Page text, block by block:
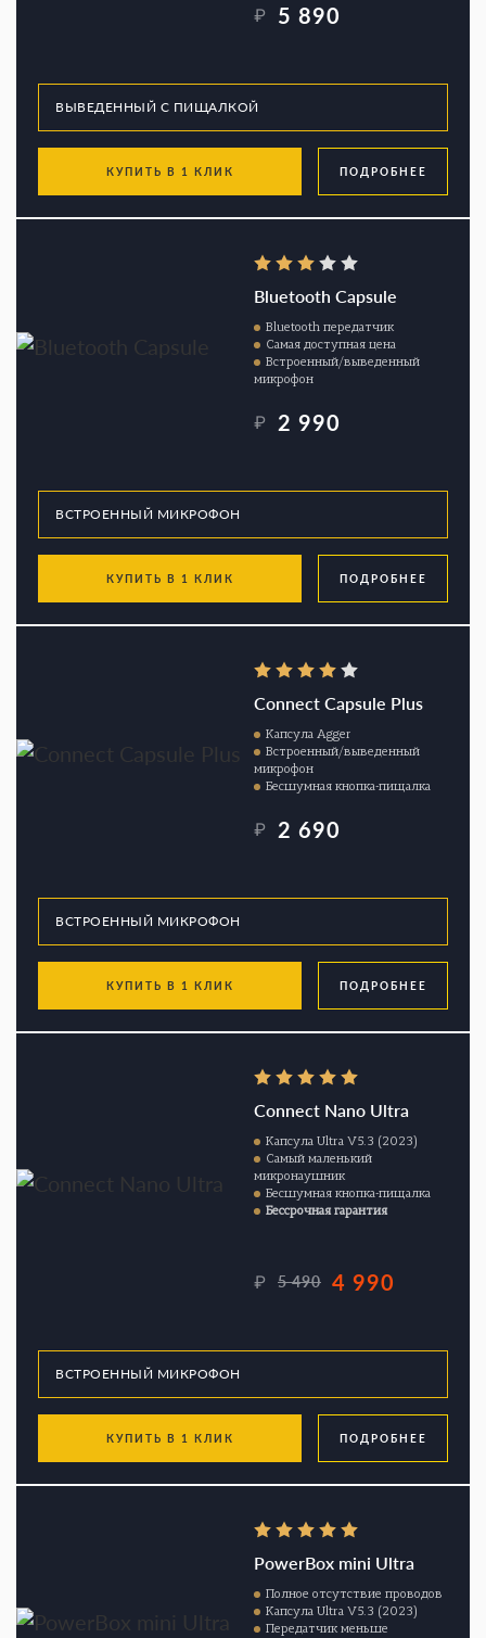
₽ 5 890
КУПИТЬ В 1 КЛИК ПОДРОБНЕЕ
Bluetooth Capsule
Bluetooth передатчик
Самая доступная цена
Встроенный/выведенный
микрофон
₽ 2 990
КУПИТЬ В 1 КЛИК ПОДРОБНЕЕ
Connect Capsule Plus
Капсула Agger
Встроенный/выведенный
микрофон
Бесшумная кнопка-пищалка
₽ 2 690
КУПИТЬ В 1 КЛИК ПОДРОБНЕЕ
Connect Nano Ultra
Капсула Ultra V5.3 (2023)
Самый маленький
микронаушник
Бесшумная кнопка-пищалка
Бессрочная гарантия
₽ 5 490 4 990
КУПИТЬ В 1 КЛИК ПОДРОБНЕЕ
PowerBox mini Ultra
Полное отсутствие проводов
Капсула Ultra V5.3 (2023)
Передатчик меньше